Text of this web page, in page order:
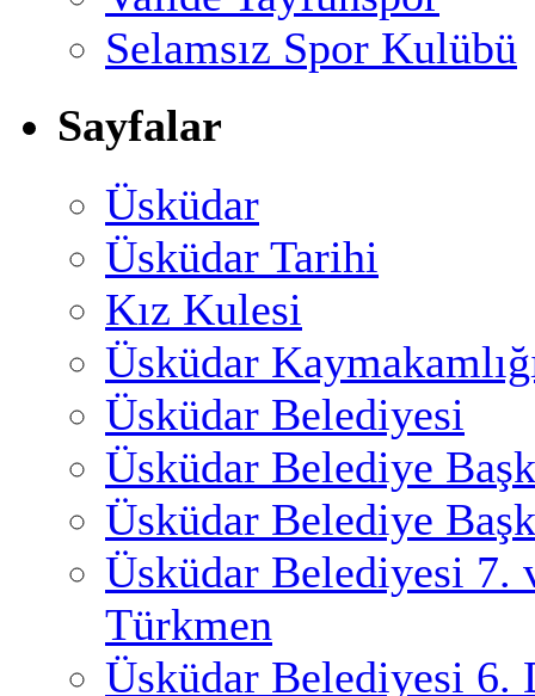
Selamsız Spor Kulübü
Sayfalar
Üsküdar
Üsküdar Tarihi
Kız Kulesi
Üsküdar
Üsküdar Belediyesi
Üsküdar Belediye
Üsküdar Belediye
Üsküdar Belediyesi 7.
Türkmen
Üsküdar Belediyesi 6.